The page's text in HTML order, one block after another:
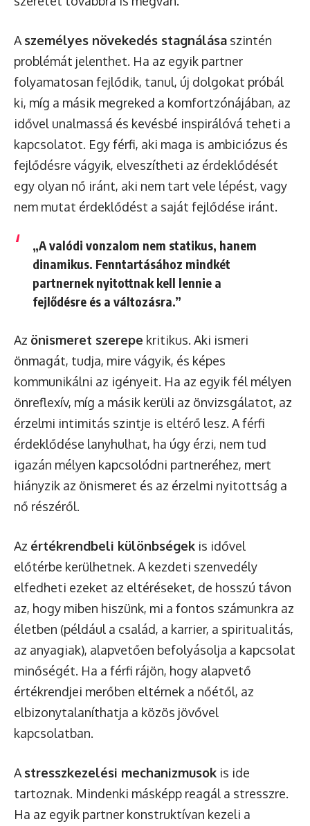
A személyes növekedés stagnálása szintén
problémát jelenthet. Ha az egyik partner
folyamatosan fejlődik, tanul, új dolgokat próbál
ki, míg a másik megreked a komfortzónájában, az
idővel unalmassá és kevésbé inspirálóvá teheti a
kapcsolatot. Egy férfi, aki maga is ambiciózus és
fejlődésre vágyik, elveszítheti az érdeklődését
egy olyan nő iránt, aki nem tart vele lépést, vagy
nem mutat érdeklődést a saját fejlődése iránt.
„A valódi vonzalom nem statikus, hanem
dinamikus. Fenntartásához mindkét
partnernek nyitottnak kell lennie a
fejlődésre és a változásra.”
Az önismeret szerepe kritikus. Aki ismeri
önmagát, tudja, mire vágyik, és képes
kommunikálni az igényeit. Ha az egyik fél mélyen
önreflexív, míg a másik kerüli az önvizsgálatot, az
érzelmi intimitás szintje is eltérő lesz. A férfi
érdeklődése lanyhulhat, ha úgy érzi, nem tud
igazán mélyen kapcsolódni partneréhez, mert
hiányzik az önismeret és az érzelmi nyitottság a
nő részéről.
Az értékrendbeli különbségek is idővel
előtérbe kerülhetnek. A kezdeti szenvedély
elfedheti ezeket az eltéréseket, de hosszú távon
az, hogy miben hiszünk, mi a fontos számunkra az
életben (például a család, a karrier, a spiritualitás,
az anyagiak), alapvetően befolyásolja a kapcsolat
minőségét. Ha a férfi rájön, hogy alapvető
értékrendjei merőben eltérnek a nőétől, az
elbizonytalaníthatja a közös jövővel
kapcsolatban.
A stresszkezelési mechanizmusok is ide
tartoznak. Mindenki másképp reagál a stresszre.
Ha az egyik partner konstruktívan kezeli a